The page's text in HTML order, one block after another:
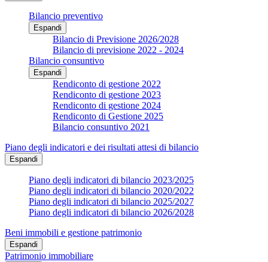
Bilancio preventivo
Espandi
Bilancio di Previsione 2026/2028
Bilancio di previsione 2022 - 2024
Bilancio consuntivo
Espandi
Rendiconto di gestione 2022
Rendiconto di gestione 2023
Rendiconto di gestione 2024
Rendiconto di Gestione 2025
Bilancio consuntivo 2021
Piano degli indicatori e dei risultati attesi di bilancio
Espandi
Piano degli indicatori di bilancio 2023/2025
Piano degli indicatori di bilancio 2020/2022
Piano degli indicatori di bilancio 2025/2027
Piano degli indicatori di bilancio 2026/2028
Beni immobili e gestione patrimonio
Espandi
Patrimonio immobiliare